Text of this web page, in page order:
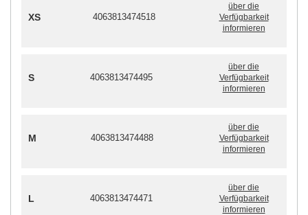
XS 4063813474518
über die
Verfügbarkeit
informieren
S 4063813474495
über die
Verfügbarkeit
informieren
M 4063813474488
über die
Verfügbarkeit
informieren
L 4063813474471
über die
Verfügbarkeit
informieren